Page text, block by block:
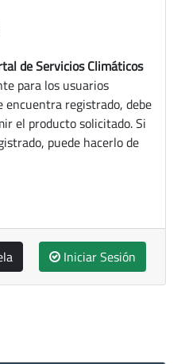
de Servicios Climáticos
para los usuarios
encuentra registrado, debe
el producto solicitado. Si
puede hacerlo de
Iniciar Sesión